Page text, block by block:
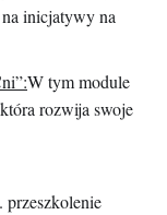
inicjatywy na
W tym module
rozwija swoje
przeszkolenie